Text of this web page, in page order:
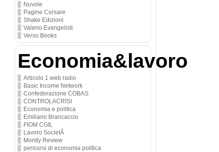
Nuvole
Pagine Corsare
Shake Edizioni
Valerio Evangelisti
Verso Books
Economia&lavoro
Articolo 1 web radio
Basic Income Network
Confederazione COBAS
CONTROLACRISI
Economia e politica
Emiliano Brancaccio
FIOM CGIL
Lavoro SocietÃ
Montly Review
per/corsi di economia politica